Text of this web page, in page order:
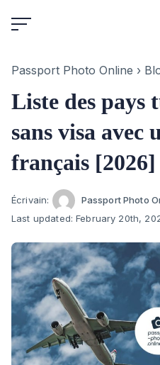
to
Passport Photo Online ›
Liste des pays
sans visa avec
français [2026]
Author
Écrivain:
Passport Photo
Last updated:February 20th,